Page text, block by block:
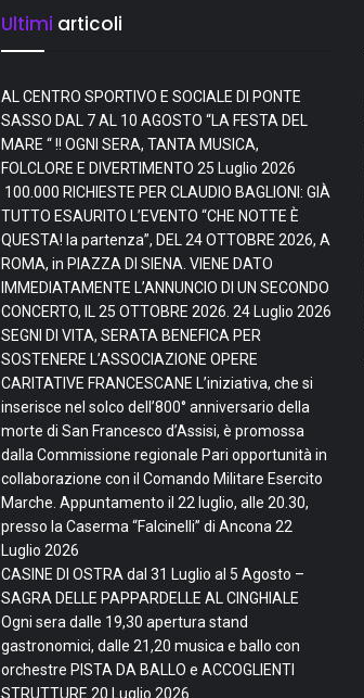
Ultimi articoli
AL CENTRO SPORTIVO E SOCIALE DI PONTE
SASSO DAL 7 AL 10 AGOSTO “LA FESTA DEL
MARE “ !! OGNI SERA, TANTA MUSICA,
FOLCLORE E DIVERTIMENTO 25 Luglio 2026
100.000 RICHIESTE PER CLAUDIO BAGLIONI: GIÀ
TUTTO ESAURITO L’EVENTO “CHE NOTTE È
QUESTA! la partenza”, DEL 24 OTTOBRE 2026, A
ROMA, in PIAZZA DI SIENA. VIENE DATO
IMMEDIATAMENTE L’ANNUNCIO DI UN SECONDO
CONCERTO, IL 25 OTTOBRE 2026. 24 Luglio 2026
SEGNI DI VITA, SERATA BENEFICA PER
SOSTENERE L’ASSOCIAZIONE OPERE
CARITATIVE FRANCESCANE L’iniziativa, che si
inserisce nel solco dell’800° anniversario della
morte di San Francesco d’Assisi, è promossa
dalla Commissione regionale Pari opportunità in
collaborazione con il Comando Militare Esercito
Marche. Appuntamento il 22 luglio, alle 20.30,
presso la Caserma “Falcinelli” di Ancona22
Luglio 2026
CASINE DI OSTRA dal 31 Luglio al 5 Agosto –
SAGRA DELLE PAPPARDELLE AL CINGHIALE
Ogni sera dalle 19,30 apertura stand
gastronomici, dalle 21,20 musica e ballo con
orchestre PISTA DA BALLO e ACCOGLIENTI
STRUTTURE 20 Luglio 2026